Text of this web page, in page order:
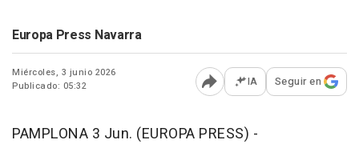
Europa Press Navarra
Miércoles, 3 junio 2026
Publicado: 05:32
Abrir opciones para
IA Seguir en
PAMPLONA 3 Jun. (EUROPA PRESS) -